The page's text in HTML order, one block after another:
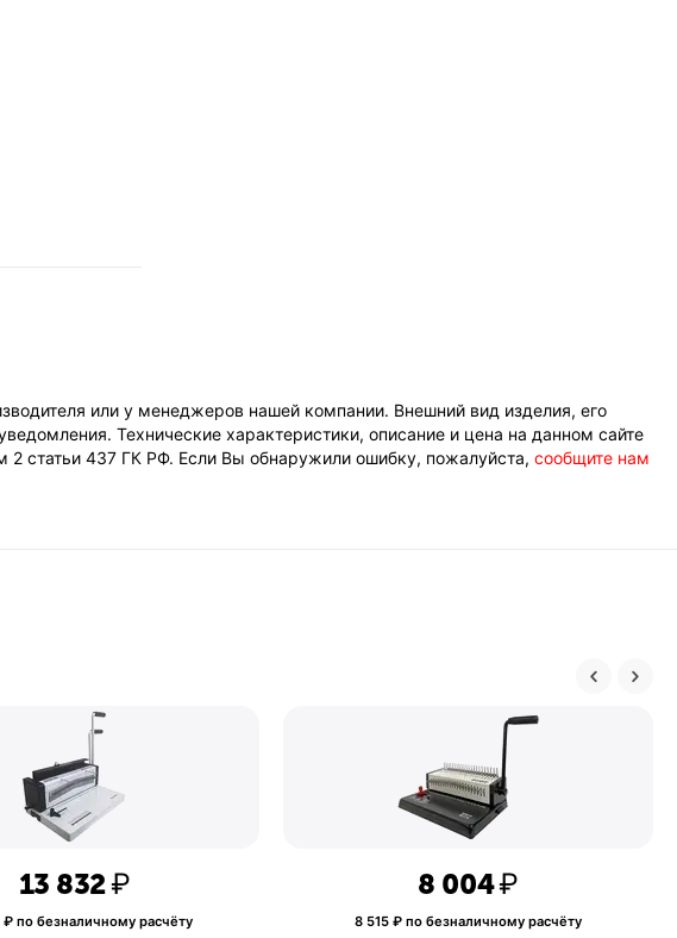
или у менеджеров нашей компании. Внешний вид изделия, его
Технические характеристики, описание и цена на данном сайте
2 статьи 437 ГК РФ. Если Вы обнаружили ошибку, пожалуйста, сообщите нам
13 832₽
₽ по безналичному расчёту
8 004₽
8 515 ₽ по безналичному расчёту